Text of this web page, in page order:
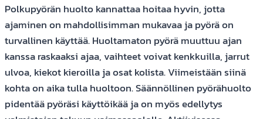
Polkupyörän huolto kannattaa hoitaa hyvin, jotta
ajaminen on mahdollisimman mukavaa ja pyörä on
turvallinen käyttää. Huoltamaton pyörä muuttuu ajan
kanssa raskaaksi ajaa, vaihteet voivat kenkkuilla, jarrut
ulvoa, kiekot kieroilla ja osat kolista. Viimeistään siinä
kohta on aika tulla huoltoon. Säännöllinen pyörähuolto
pidentää pyöräsi käyttöikää ja on myös edellytys